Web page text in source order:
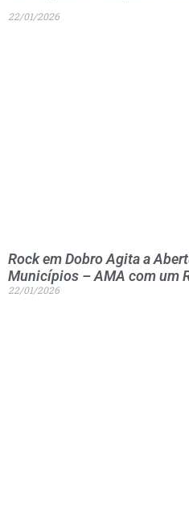
22/01/2026
Rock em Dobro Agita a
Municípios – AMA com um
22/01/2026